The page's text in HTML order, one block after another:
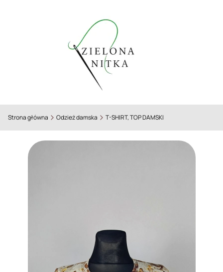
Strona główna Odzież damska T-SHIRT, TOP DAMSKI